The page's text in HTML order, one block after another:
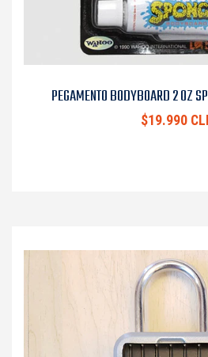
PEGAMENTO BODYBOARD 2 OZ
$19.990